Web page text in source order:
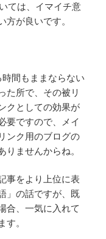
ては、イマイチ意
方が良いです。
間もままならない
た所で、その被リ
クとしての効果が
要ですので、メイ
ンク用のブログの
ませんからね。
事をより上位に表
」の話ですが、既
合、一気に入れて
す。